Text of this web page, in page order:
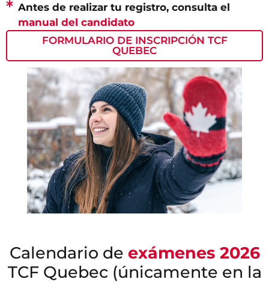
Antes de realizar tu registro, consulta el
manual del candidato
FORMULARIO DE INSCRIPCIÓN TCF
QUEBEC
Calendario de exámenes 2026
TCF Quebec (únicamente en la